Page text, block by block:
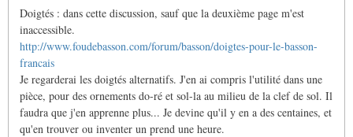
Doigtés : dans cette discussion, sauf que la deuxième page m'est
inaccessible.
http://www.foudebasson.com/forum/basson/doigtes-pour-le-basson-
francais
Je regarderai les doigtés alternatifs. J'en ai compris l'utilité dans une
pièce, pour des ornements do-ré et sol-la au milieu de la clef de sol. Il
faudra que j'en apprenne plus... Je devine qu'il y en a des centaines, et
qu'en trouver ou inventer un prend une heure.